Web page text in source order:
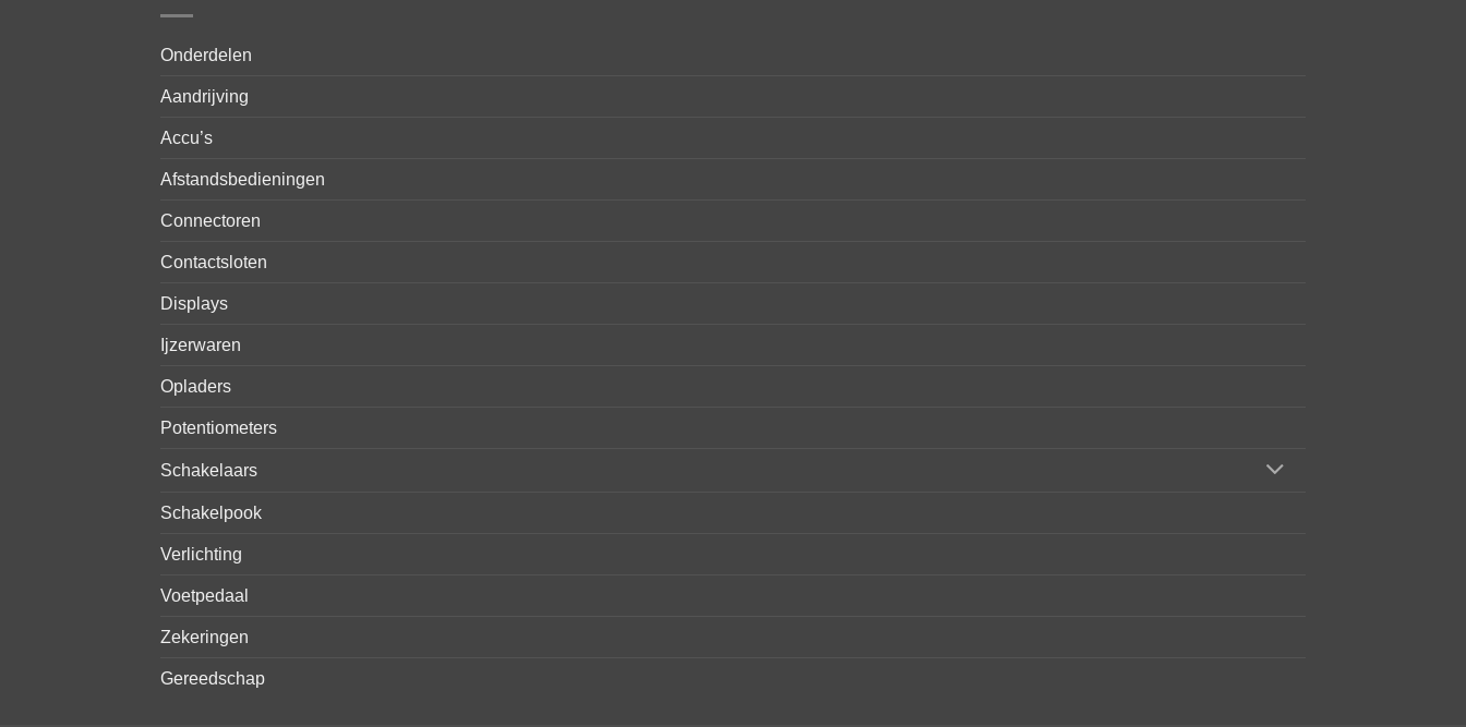
Onderdelen
Aandrijving
Accu’s
Afstandsbedieningen
Connectoren
Contactsloten
Displays
Ijzerwaren
Opladers
Potentiometers
Schakelaars
Schakelpook
Verlichting
Voetpedaal
Zekeringen
Gereedschap